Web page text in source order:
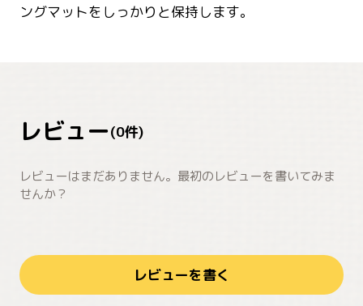
ングマットをしっかりと保持します。
レビュー(0件)
レビューはまだありません。最初のレビューを書いてみま
せんか？
レビューを書く